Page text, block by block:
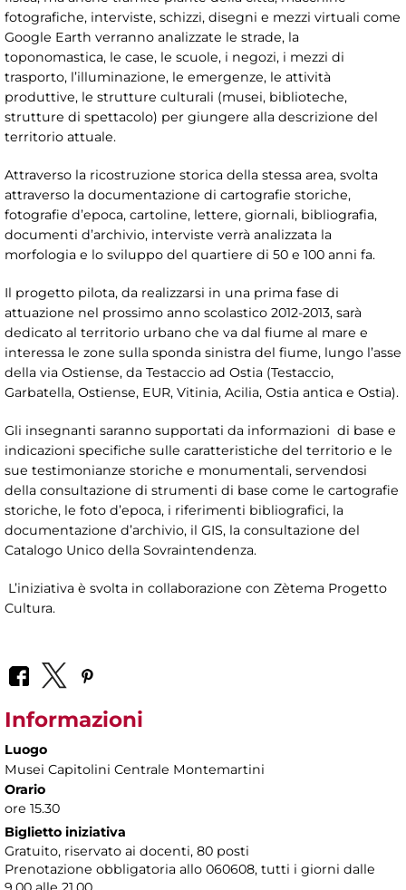
fotografiche, interviste, schizzi, disegni e mezzi virtuali come
Google Earth verranno analizzate le strade, la
toponomastica, le case, le scuole, i negozi, i mezzi di
trasporto, l’illuminazione, le emergenze, le attività
produttive, le strutture culturali (musei, biblioteche,
strutture di spettacolo) per giungere alla descrizione del
territorio attuale.
Attraverso la ricostruzione storica della stessa area, svolta
attraverso la documentazione di cartografie storiche,
fotografie d’epoca, cartoline, lettere, giornali, bibliografia,
documenti d’archivio, interviste verrà analizzata la
morfologia e lo sviluppo del quartiere di 50 e 100 anni fa.
Il progetto pilota, da realizzarsi in una prima fase di
attuazione nel prossimo anno scolastico 2012-2013, sarà
dedicato al territorio urbano che va dal fiume al mare e
interessa le zone sulla sponda sinistra del fiume, lungo l’asse
della via Ostiense, da Testaccio ad Ostia (Testaccio,
Garbatella, Ostiense, EUR, Vitinia, Acilia, Ostia antica e Ostia).
Gli insegnanti saranno supportati da informazioni di base e
indicazioni specifiche sulle caratteristiche del territorio e le
sue testimonianze storiche e monumentali, servendosi
della consultazione di strumenti di base come le cartografie
storiche, le foto d’epoca, i riferimenti bibliografici, la
documentazione d’archivio, il GIS, la consultazione del
Catalogo Unico della Sovraintendenza.
L’iniziativa è svolta in collaborazione con Zètema Progetto
Cultura.
Informazioni
Luogo
Musei Capitolini Centrale Montemartini
Orario
ore 15.30
Biglietto iniziativa
Gratuito, riservato ai docenti, 80 posti
Prenotazione obbligatoria allo 060608, tutti i giorni dalle